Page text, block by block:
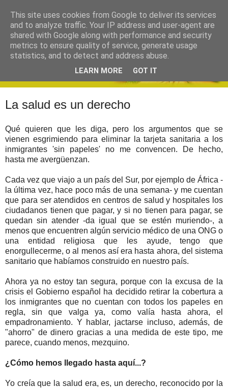
La salud es un derecho
Qué quieren que les diga, pero los argumentos que se
vienen esgrimiendo para eliminar la tarjeta sanitaria a los
inmigrantes 'sin papeles' no me convencen.
De hecho,
hasta me avergüenzan.
Cada vez que viajo a un país del Sur, por ejemplo de África -
la última vez, hace poco más de una semana- y me cuentan
que para ser atendidos en centros de salud y hospitales los
ciudadanos tienen que pagar, y si no tienen para pagar, se
quedan sin atender -da igual que se estén muriendo-, a
menos que encuentren algún servicio médico de una ONG o
una entidad religiosa que les ayude, tengo que
enorgullecerme, o al menos así era hasta ahora, del sistema
sanitario que habíamos construido en nuestro país.
Ahora ya no estoy tan segura, porque con la excusa de la
crisis el Gobierno español ha decidido retirar la cobertura a
los inmigrantes que no cuentan con todos los papeles en
regla, sin que valga ya, como valía hasta ahora, el
empadronamiento. Y hablar, jactarse incluso, además, de
"ahorro" de dinero gracias a una medida de este tipo, me
parece, cuando menos, mezquino.
¿Cómo hemos llegado hasta aquí...?
Yo creía que la salud era, es, un derecho, reconocido por la
This site uses cookies from Google to deliver its services
and to analyze traffic. Your IP address and user-agent are
shared with Google along with performance and security
metrics to ensure quality of service, generate usage
statistics, and to detect and address abuse.
LEARN MORE GOT IT